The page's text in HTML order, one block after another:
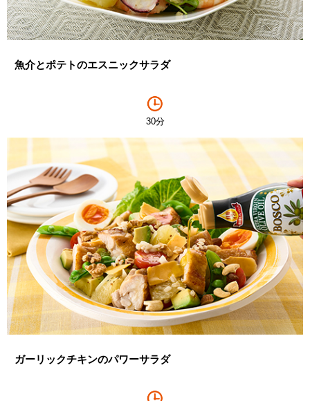
魚介とポテトのエスニックサラダ
30分
ガーリックチキンのパワーサラダ